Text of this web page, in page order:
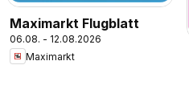
Maximarkt Flugblatt
06.08. - 12.08.2026
Maximarkt